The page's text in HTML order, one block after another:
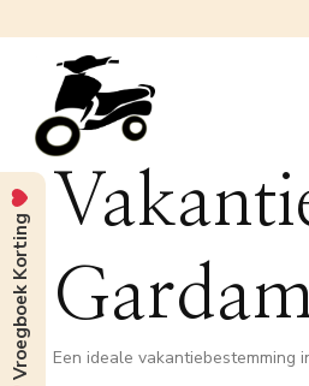
Een ideale vakantiebestemming
Vroegboek Korting